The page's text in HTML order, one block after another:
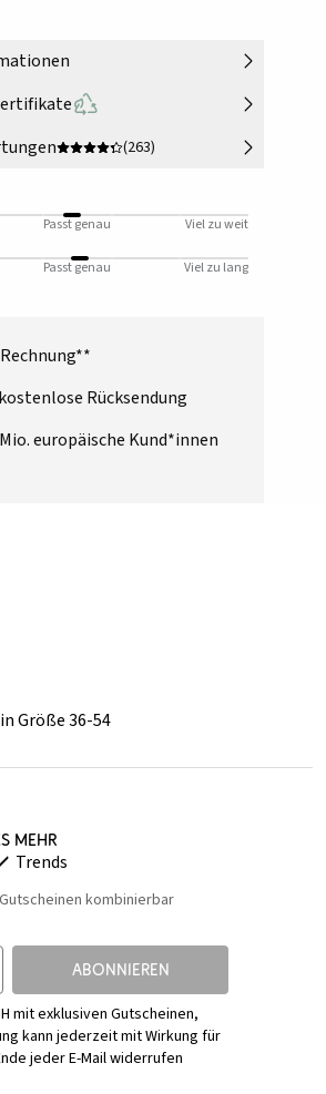
(263)
Passt genau Viel zu weit
Passt genau Viel zu lang
Rücksendung
europäische Kund*innen
Größe 36-54
mehr
Trends
kombinierbar
ABONNIEREN
mit exklusiven Gutscheinen,
kann jederzeit mit Wirkung für
jeder E-Mail widerrufen